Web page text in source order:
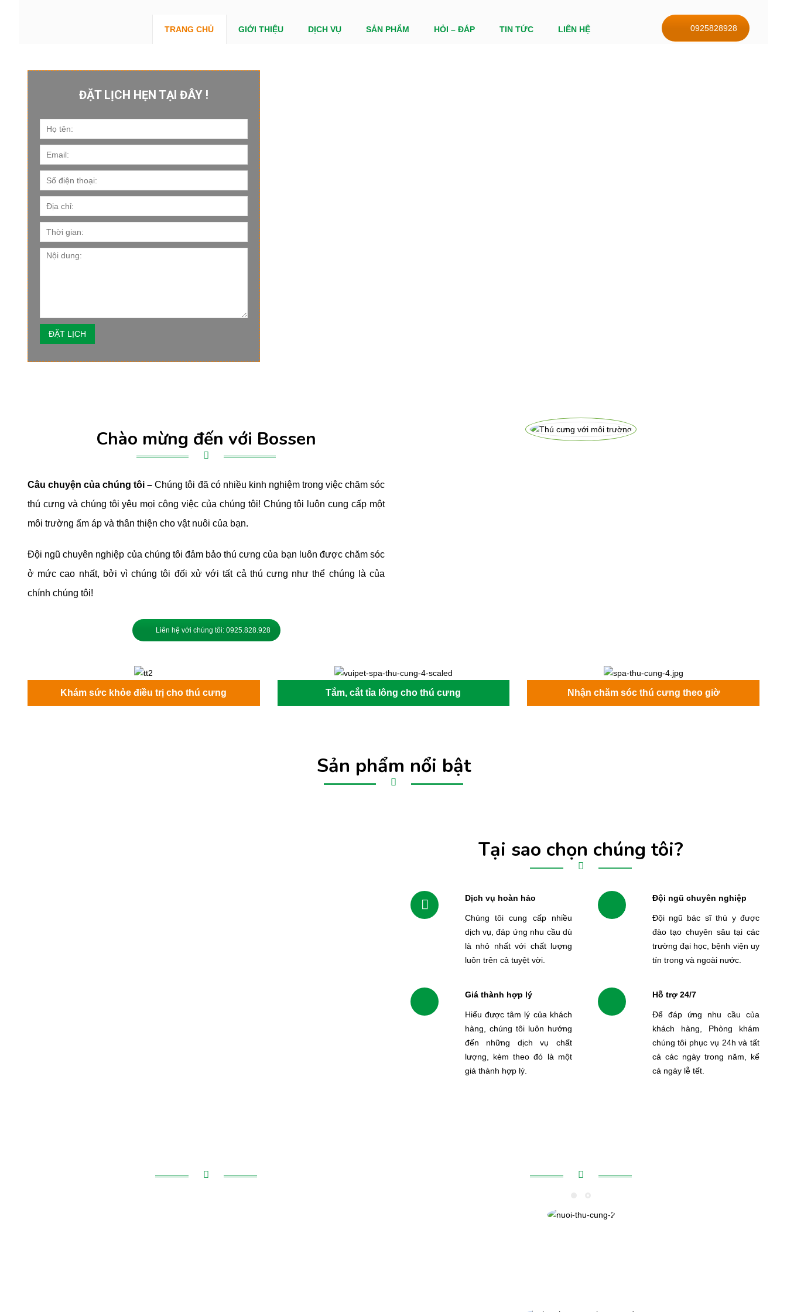
TRANG CHỦ GIỚI THIỆU DỊCH VỤ SẢN PHẨM HỎI – ĐÁP TIN TỨC LIÊN HỆ 0925828928
ĐẶT LỊCH HẸN TẠI ĐÂY !
Chào mừng đến với Bossen
Câu chuyện của chúng tôi –Chúng tôi đã có nhiều kinh nghiệm trong việc chăm sóc
thú cưng và chúng tôi yêu mọi công việc của chúng tôi! Chúng tôi luôn cung cấp một
môi trường ấm áp và thân thiện cho vật nuôi của bạn.
Đội ngũ chuyên nghiệp của chúng tôi đảm bảo thú cưng của bạn luôn được chăm sóc
ở mức cao nhất, bởi vì chúng tôi đối xử với tất cả thú cưng như thể chúng là của
chính chúng tôi!
Liên hệ với chúng tôi: 0925.828.928
Khám sức khỏe điều trị cho thú cưng Tắm, cắt tỉa lông cho thú cưng Nhận chăm sóc thú cưng theo giờ
Sản phẩm nổi bật
Tại sao chọn chúng tôi?
Dịch vụ hoàn hảo
Chúng tôi cung cấp nhiều
dịch vụ, đáp ứng nhu cầu dù
là nhỏ nhất với chất lượng
luôn trên cả tuyệt vời.
Đội ngũ chuyên nghiệp
Đội ngũ bác sĩ thú y được
đào tạo chuyên sâu tại các
trường đại học, bệnh viện uy
tín trong và ngoài nước.
Giá thành hợp lý
Hiểu được tâm lý của khách
hàng, chúng tôi luôn hướng
đến những dịch vụ chất
lượng, kèm theo đó là một
giá thành hợp lý.
Hỗ trợ 24/7
Để đáp ứng nhu cầu của
khách hàng, Phòng khám
chúng tôi phục vụ 24h và tất
cả các ngày trong năm, kể
cả ngày lễ tết.